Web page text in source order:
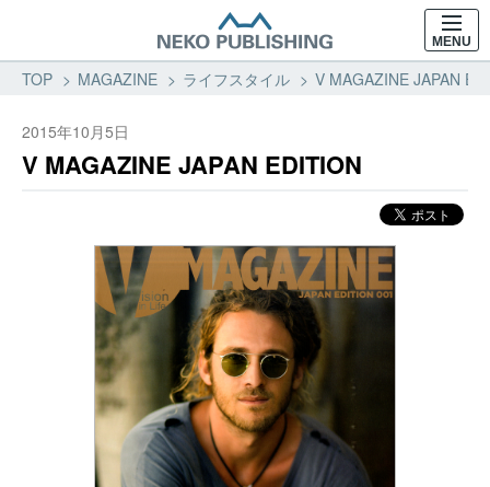
MENU
TOP MAGAZINE ライフスタイル V MAGAZINE JAPAN
2015年10月5日
V MAGAZINE JAPAN EDITION